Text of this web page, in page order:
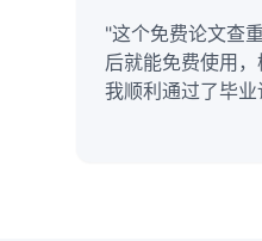
"这个免费论文查
后就能免费使用
我顺利通过了毕